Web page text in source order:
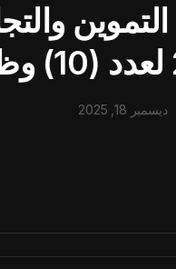
ديسمبر 18, 2025